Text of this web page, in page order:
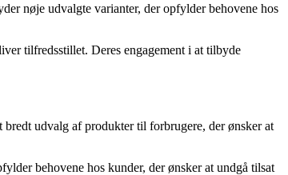
nøje udvalgte varianter, der opfylder behovene hos
tilfredsstillet. Deres engagement i at tilbyde
udvalg af produkter til forbrugere, der ønsker at
behovene hos kunder, der ønsker at undgå tilsat